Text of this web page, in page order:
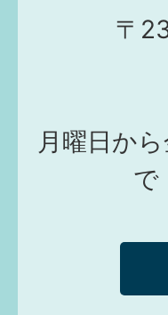
〒
月曜日か
で